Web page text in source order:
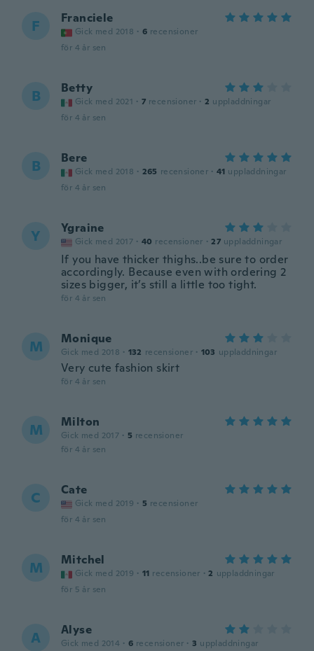
F Franciele
Gick med 2018 · 6 recensioner
för 4 år sen
B Betty
Gick med 2021 · 7 recensioner · 2 uppladdningar
för 4 år sen
B Bere
Gick med 2018 · 265 recensioner · 41 uppladdningar
för 4 år sen
Y Ygraine
Gick med 2017 · 40 recensioner · 27 uppladdningar
If you have thicker thighs..be sure to order
accordingly. Because even with ordering 2
sizes bigger, it’s still a little too tight.
för 4 år sen
M Monique
Gick med 2018 · 132 recensioner · 103 uppladdningar
Very cute fashion skirt
för 4 år sen
M Milton
Gick med 2017 · 5 recensioner
för 4 år sen
C Cate
Gick med 2019 · 5 recensioner
för 4 år sen
M Mitchel
Gick med 2019 · 11 recensioner · 2 uppladdningar
för 5 år sen
A Alyse
Gick med 2014 · 6 recensioner · 3 uppladdningar